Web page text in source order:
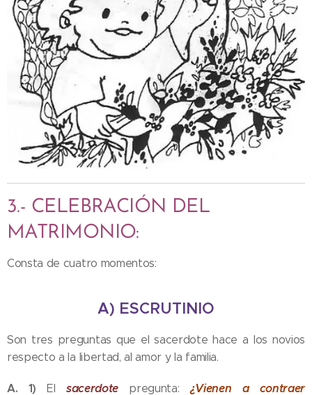
3.- CELEBRACIÓN DEL
MATRIMONIO:
Consta de cuatro momentos:
A) ESCRUTINIO
Son tres preguntas que el sacerdote hace a los novios
respecto a la libertad, al amor y la familia.
A. 1) El sacerdote pregunta: ¿Vienen a contraer